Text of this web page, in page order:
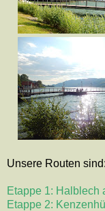
Unsere Routen sind:
Etappe 1: Halblech
Etappe 2: